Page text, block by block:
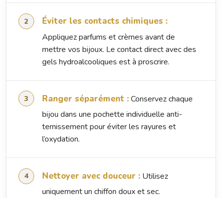
Éviter les contacts chimiques :
Appliquez parfums et crèmes avant de
mettre vos bijoux. Le contact direct avec des
gels hydroalcooliques est à proscrire.
Ranger séparément :Conservez chaque
bijou dans une pochette individuelle anti-
ternissement pour éviter les rayures et
l’oxydation.
Nettoyer avec douceur : Utilisez
uniquement un chiffon doux et sec.